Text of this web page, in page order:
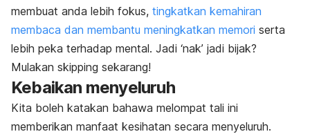
membuat anda lebih fokus, tingkatkan kemahiran
membaca dan membantu meningkatkan memori serta
lebih peka terhadap mental. Jadi ‘nak’ jadi bijak?
Mulakan skipping sekarang!
Kebaikan menyeluruh
Kita boleh katakan bahawa melompat tali ini
memberikan manfaat kesihatan secara menyeluruh.